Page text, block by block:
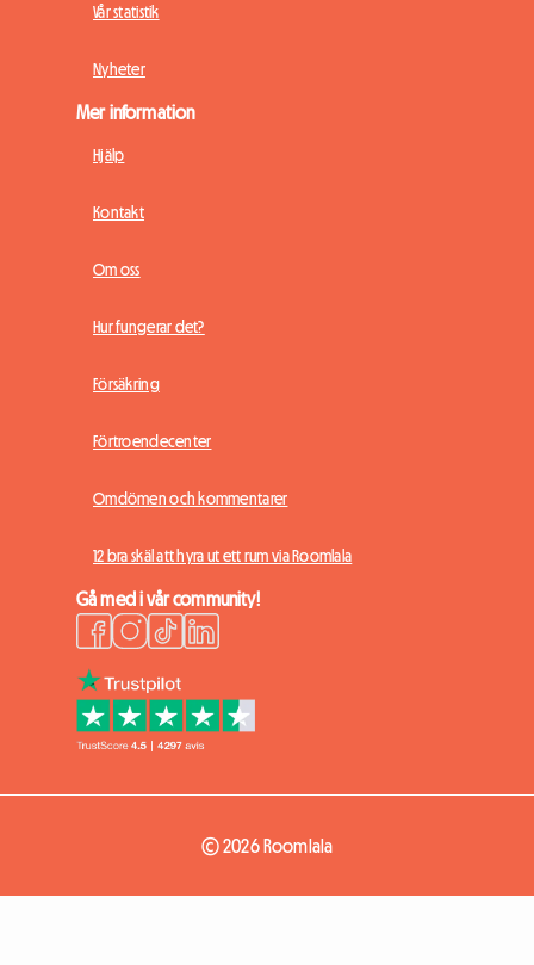
Vår statistik
Nyheter
Mer information
Hjälp
Kontakt
Om oss
Hur fungerar det?
Försäkring
Förtroendecenter
Omdömen och kommentarer
12 bra skäl att hyra ut ett rum via Roomlala
Gå med i vår community!
© 2026 Roomlala